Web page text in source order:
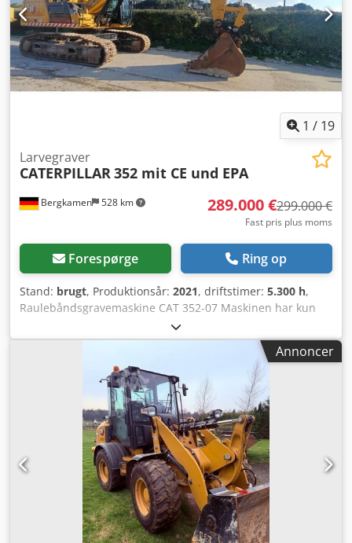
1 / 19
Bergkamen 528 km
Larvegraver
CATERPILLAR352 mit CE und EPA
289.000 €299.000 €
Fast pris plus moms
Forespørge Ring op
Stand: brugt, Produktionsår: 2021, driftstimer: 5.300 h,
Raulebåndsgravemaskine CAT 352-07 Maskinen har kun
5.300 driftstimer og er i god stand Cedpfoyy Hvxsx Agterf
Driftsvægt ca. 52.800 kg
Annoncer